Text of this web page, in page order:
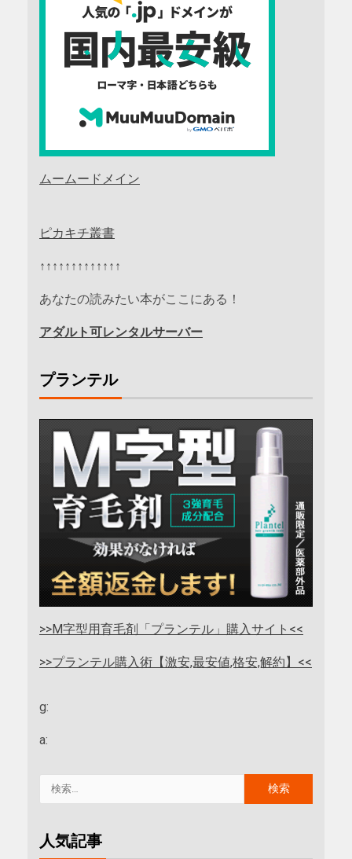
ムームードメイン
ピカキチ叢書
↑↑↑↑↑↑↑↑↑↑↑↑↑
あなたの読みたい本がここにある！
アダルト可レンタルサーバー
プランテル
>>M字型用育毛剤「プランテル」購入サイト<<
>>プランテル購入術【激安,最安値,格安,解約】<<
g:
a:
人気記事